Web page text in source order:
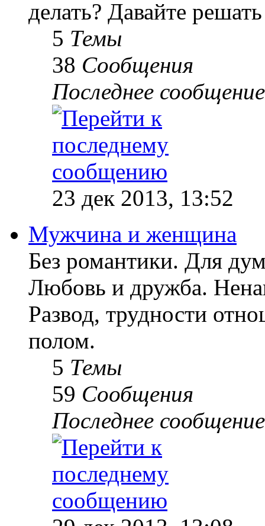
делать? Давайте
5 Темы
38 Сообщения
Последнее сообщение
23 дек 2013, 13:52
Мужчина и женщина
Без романтики. Для
Любовь и дружба.
Развод, трудности
полом.
5 Темы
59 Сообщения
Последнее сообщение